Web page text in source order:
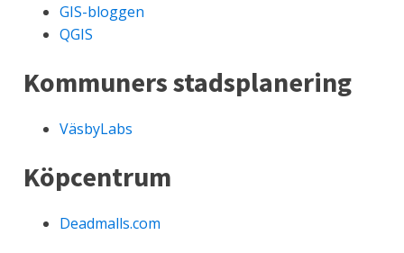
GIS-bloggen
QGIS
Kommuners stadsplanering
VäsbyLabs
Köpcentrum
Deadmalls.com